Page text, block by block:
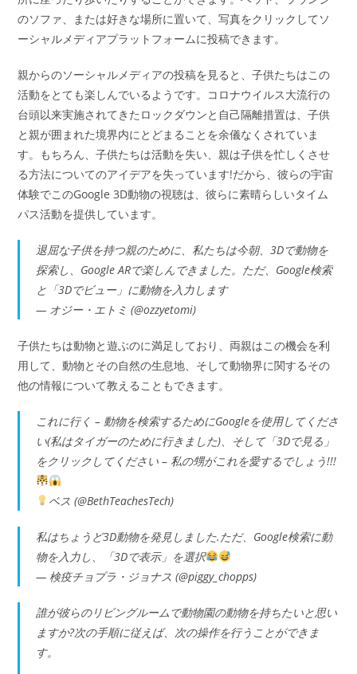
のソファ、または好きな場所に置いて、写真をクリックしてソ
ーシャルメディアプラットフォームに投稿できます。
親からのソーシャルメディアの投稿を見ると、子供たちはこの
活動をとても楽しんでいるようです。コロナウイルス大流行の
台頭以来実施されてきたロックダウンと自己隔離措置は、子供
と親が囲まれた境界内にとどまることを余儀なくされていま
す。もちろん、子供たちは活動を失い、親は子供を忙しくさせ
る方法についてのアイデアを失っています!だから、彼らの宇宙
体験でこのGoogle 3D動物の視聴は、彼らに素晴らしいタイム
パス活動を提供しています。
退屈な子供を持つ親のために、私たちは今朝、3Dで動物を
探索し、Google ARで楽しんできました。ただ、Google検索
と「3Dでビュー」に動物を入力します
— オジー・エトミ (@ozzyetomi)
子供たちは動物と遊ぶのに満足しており、両親はこの機会を利
用して、動物とその自然の生息地、そして動物界に関するその
他の情報について教えることもできます。
これに行く – 動物を検索するためにGoogleを使用してくださ
い(私はタイガーのために行きました)、そして「3Dで見る」
をクリックしてください – 私の甥がこれを愛するでしょう!!!
ベス (@BethTeachesTech)
私はちょうど3D動物を発見しました.ただ、Google検索に動
物を入力し、「3Dで表示」を選択
— 検疫チョプラ・ジョナス (@piggy_chopps)
誰が彼らのリビングルームで動物園の動物を持ちたいと思い
ますか?次の手順に従えば、次の操作を行うことができま
す。